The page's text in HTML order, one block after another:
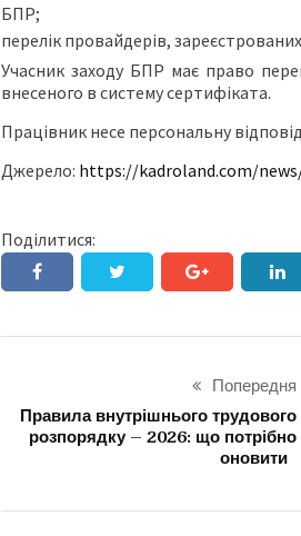
БПР;
перелік провайдерів,
Учасник заходу БПР має право
внесеного в систему сертифіката.
Працівник несе персональну
Джерело: https://kadroland.com/
Поділитися:
Попередня
Правила внутрішнього трудового
розпорядку – 2026: що потрібно
оновити